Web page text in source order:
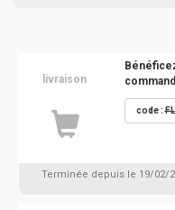
livraison
code :
Terminée depuis le 19/02/